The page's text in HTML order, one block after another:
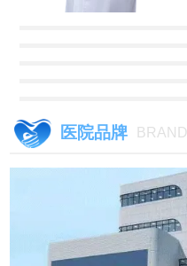
医院品牌 BRAND